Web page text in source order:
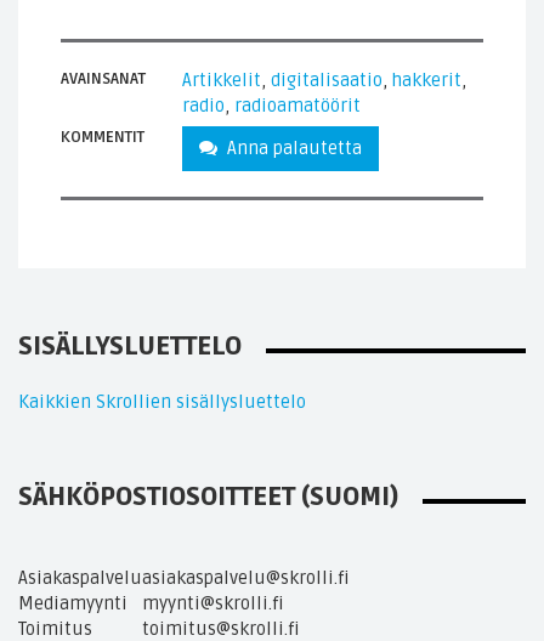
AVAINSANAT Artikkelit, digitalisaatio, hakkerit,
radio, radioamatöörit
KOMMENTIT Anna palautetta
SISÄLLYSLUETTELO
Kaikkien Skrollien sisällysluettelo
SÄHKÖPOSTIOSOITTEET (SUOMI)
Asiakaspalveluasiakaspalvelu@skrolli.fi
Mediamyynti
myynti@skrolli.fi
Toimitus
toimitus@skrolli.fi